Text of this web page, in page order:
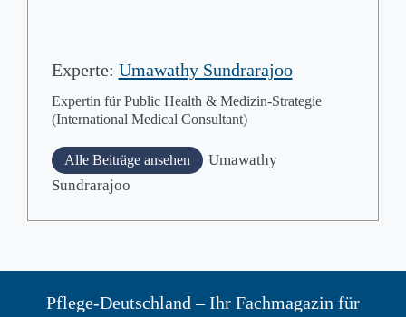
Experte: Umawathy Sundrarajoo
Expertin für Public Health & Medizin-Strategie
(International Medical Consultant)
Alle Beiträge ansehen
Umawathy
Sundrarajoo
Pflege-Deutschland – Ihr Fachmagazin für